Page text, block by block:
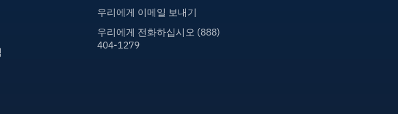
우리에게 이메일 보내기
우리에게 전화하십시오 (888)
404-1279